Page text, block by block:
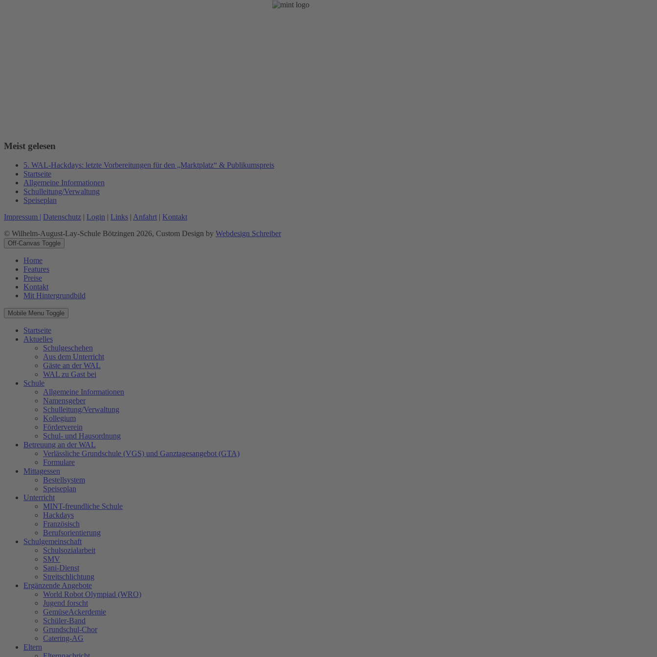
Meist gelesen
5. WAL-Hackdays: letzte Vorbereitungen für den „Marktplatz“ & Publikumspreis
Startseite
Allgemeine Informationen
Schulleitung/Verwaltung
Speiseplan
Impressum | Datenschutz | Login | Links | Anfahrt | Kontakt
© Wilhelm-August-Lay-Schule Bötzingen 2026, Custom Design by Webdesign Schreiber
Off-Canvas Toggle
Home
Features
Preise
Kontakt
Mit Hintergrundbild
Mobile Menu Toggle
Startseite
Aktuelles
Schulgeschehen
Aus dem Unterricht
Gäste an der WAL
WAL zu Gast bei
Schule
Allgemeine Informationen
Namensgeber
Schulleitung/Verwaltung
Kollegium
Förderverein
Schul- und Hausordnung
Betreuung an der WAL
Verlässliche Grundschule (VGS) und Ganztagesangebot (GTA)
Formulare
Mittagessen
Bestellsystem
Speiseplan
Unterricht
MINT-freundliche Schule
Hackdays
Französisch
Berufsorientierung
Schulgemeinschaft
Schulsozialarbeit
SMV
Sani-Dienst
Streitschlichtung
Ergänzende Angebote
World Robot Olympiad (WRO)
Jugend forscht
GemüseAckerdemie
Schüler-Band
Grundschul-Chor
Catering-AG
Eltern